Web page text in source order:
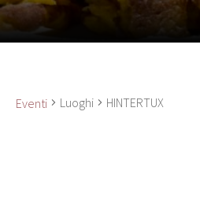
Eventi Luoghi HINTERTUX